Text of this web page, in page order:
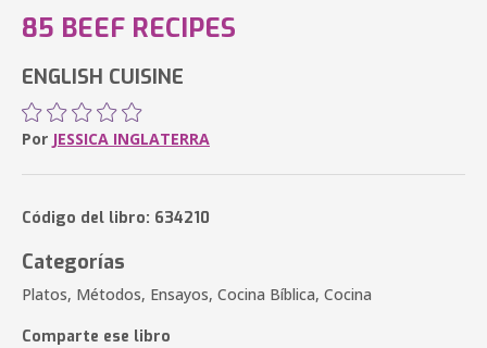
85 BEEF RECIPES
ENGLISH CUISINE
Por JESSICA INGLATERRA
Código del libro: 634210
Categorías
Platos, Métodos, Ensayos, Cocina Bíblica, Cocina
Comparte ese libro